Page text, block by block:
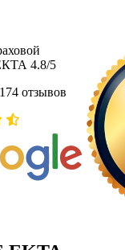
4.8/5
отзывов